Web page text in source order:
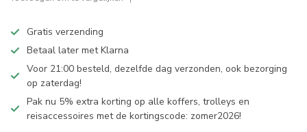
Gratis verzending
Betaal later met Klarna
Voor 21:00 besteld, dezelfde dag verzonden, ook bezorging
op zaterdag!
Pak nu 5% extra korting op alle koffers, trolleys en
reisaccessoires met de kortingscode: zomer2026!